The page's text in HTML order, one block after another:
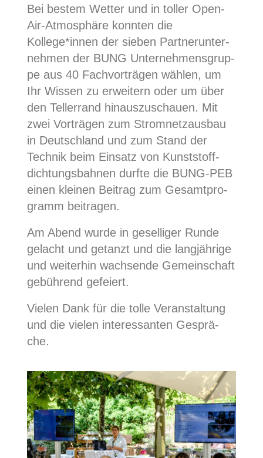
Bei bes­tem Wet­ter und in tol­ler Open-
Air-Atmo­sphä­re konn­ten die
Kollege*innen der sie­ben Part­ner­un­ter­
neh­men der BUNG Unter­neh­mens­grup­
pe aus 40 Fach­vor­trä­gen wäh­len, um
Ihr Wis­sen zu erwei­tern oder um über
den Tel­ler­rand hin­aus­zu­schau­en. Mit
zwei Vor­trä­gen zum Strom­netz­aus­bau
in Deutsch­land und zum Stand der
Tech­nik beim Ein­satz von Kunst­stoff­
dich­tungs­bah­nen durf­te die BUNG-PEB
einen klei­nen Bei­trag zum Gesamt­pro­
gramm beitragen.
Am Abend wur­de in gesel­li­ger Run­de
gelacht und getanzt und die lang­jäh­ri­ge
und wei­ter­hin wach­sen­de Gemein­schaft
gebüh­rend gefeiert.
Vie­len Dank für die tol­le Ver­an­stal­tung
und die vie­len inter­es­san­ten Gesprä­
che.